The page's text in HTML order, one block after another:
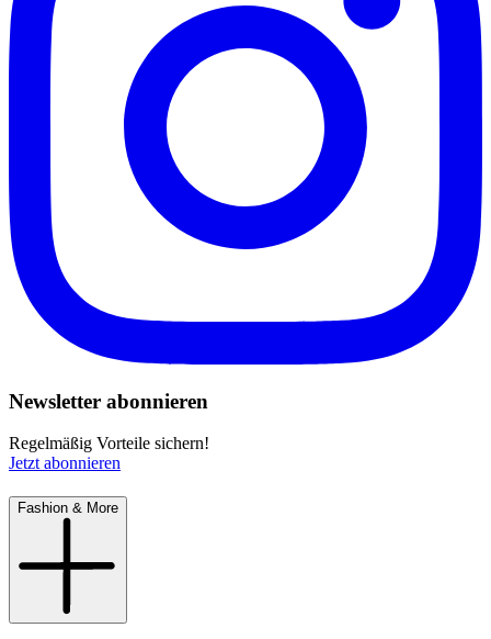
Newsletter abonnieren
Regelmäßig Vorteile sichern!
Jetzt abonnieren
Fashion & More